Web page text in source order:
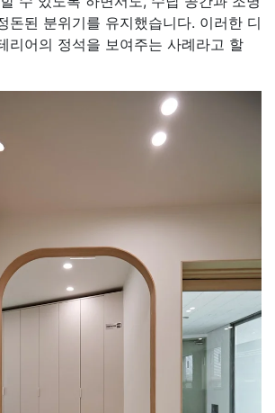
돈된 분위기를 유지했습니다. 이러한 디
리어의 정석을 보여주는 사례라고 할